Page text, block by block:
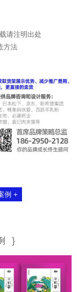
请注明出处
方法
例 +
}